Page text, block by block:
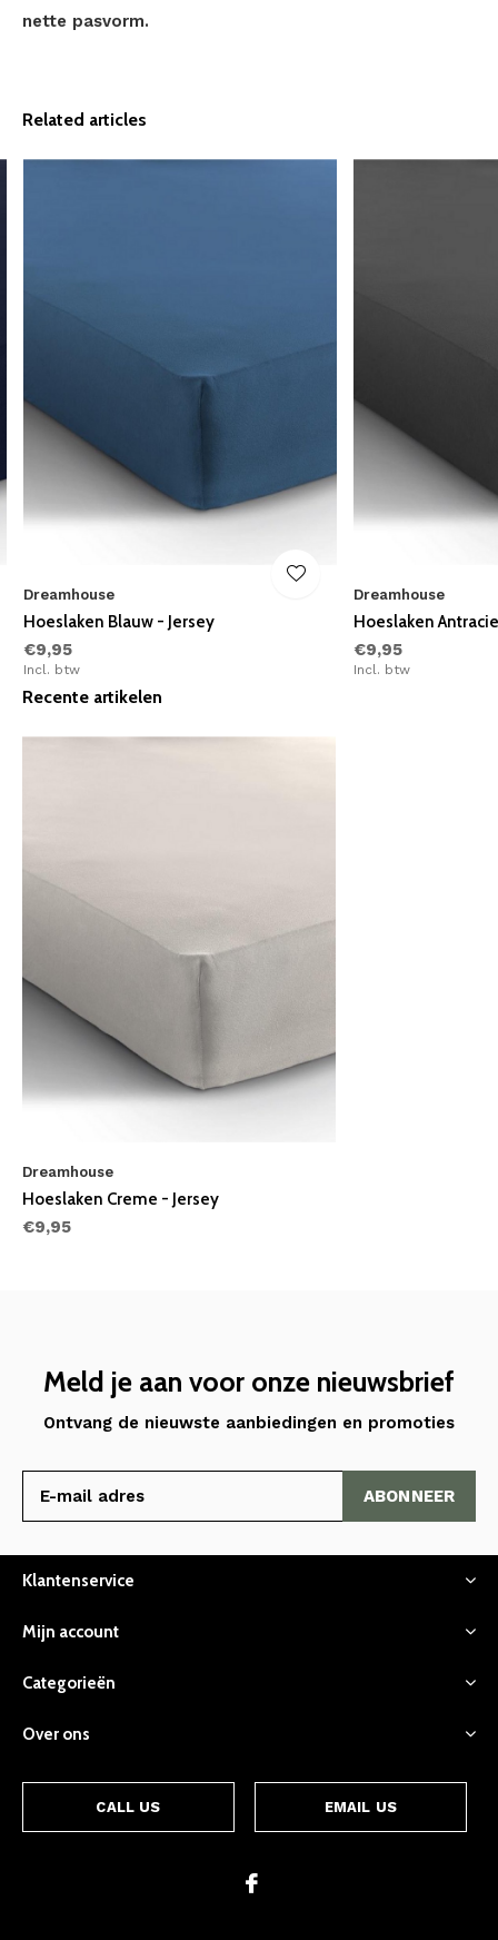
nette pasvorm.
Related articles
Dreamhouse
Hoeslaken Blauw - Jersey
€9,95
Incl. btw
Dreamhouse
Hoeslaken
€9,95
Incl. btw
Recente artikelen
Dreamhouse
Hoeslaken Creme - Jersey
€9,95
Meld je aan voor onze nieuwsbrief
Ontvang de nieuwste aanbiedingen en promoties
ABONNEER
Klantenservice
Mijn account
Categorieën
Over ons
CALL US EMAIL US